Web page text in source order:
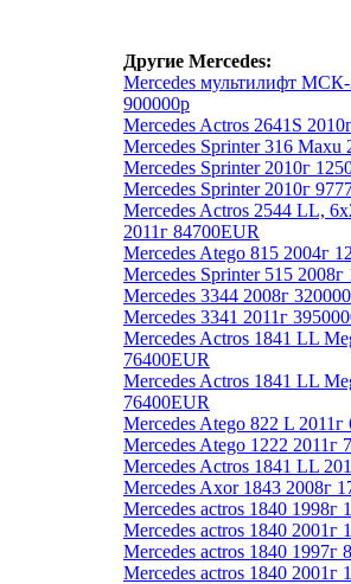
Другие Mercedes:
Mercedes мультилифт МСК-
900000р
Mercedes Actros 2641S
Mercedes Sprinter 316 Maxu
Mercedes Sprinter 2010г
Mercedes Sprinter 2010г
Mercedes Actros 2544 LL,
2011г 84700EUR
Mercedes Atego 815 2004г
Mercedes Sprinter 515 2008г
Mercedes 3344 2008г
Mercedes 3341 2011г
Mercedes Actros 1841 LL
76400EUR
Mercedes Actros 1841 LL
76400EUR
Mercedes Atego 822 L 2011г
Mercedes Atego 1222 2011г
Mercedes Actros 1841 LL
Mercedes Axor 1843 2008г
Mercedes actros 1840 1998г
Mercedes actros 1840 2001г
Mercedes actros 1840 1997г
Mercedes actros 1840 2001г